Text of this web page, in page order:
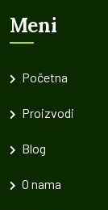
Meni
Početna
Proizvodi
Blog
O nama